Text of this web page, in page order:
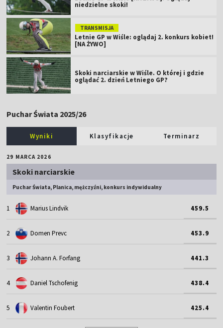
niedzielne skoki!
TRANSMISJA
Letnie GP w Wiśle: oglądaj 2. konkurs kobiet!
[NA ŻYWO]
Skoki narciarskie w Wiśle. O której i gdzie
oglądać 2. dzień Letniego GP?
Puchar Świata 2025/26
Wyniki Klasyfikacje Terminarz
29 MARCA 2026
Skoki narciarskie
Puchar Świata, Planica, mężczyźni, konkurs indywidualny
1 Marius Lindvik 459.5
2 Domen Prevc 453.9
3 Johann A. Forfang 441.3
4 Daniel Tschofenig 438.4
5 Valentin Foubert 425.4